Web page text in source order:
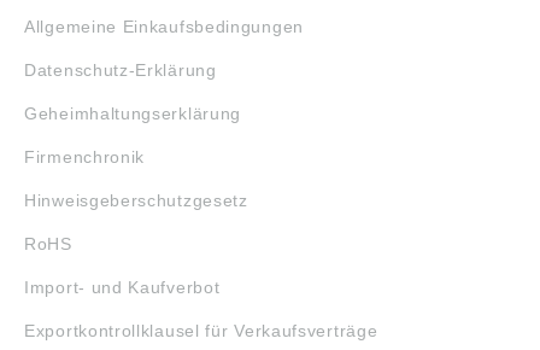
Allgemeine Einkaufsbedingungen
Datenschutz-Erklärung
Geheimhaltungserklärung
Firmenchronik
Hinweisgeberschutzgesetz
RoHS
Import- und Kaufverbot
Exportkontrollklausel für Verkaufsverträge